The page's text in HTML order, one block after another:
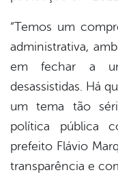
“Temos um
administrativa,
em fechar a
desassistidas. Há
um tema tão
política pública
prefeito Flávio
transparência e